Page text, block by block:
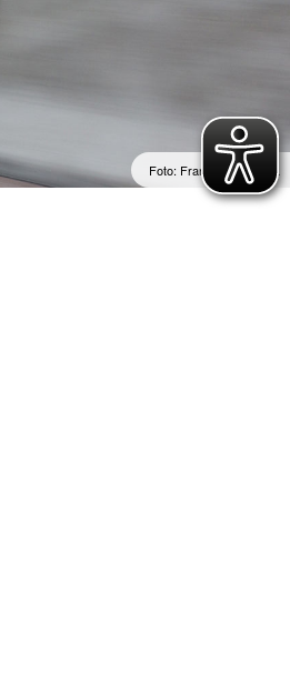
Fachdienste der Bereitschaften
Bergwacht
Bayerisches Zentrum fürFoto: Franziska Liehl /…